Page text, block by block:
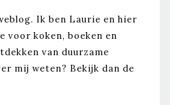
Ik ben Laurie en hier
voor koken, boeken en
van duurzame
mij weten? Bekijk dan de